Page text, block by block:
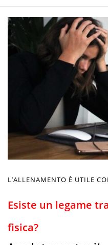
L’ALLENAMENTO È UTILE
Esiste un legame
fisica?